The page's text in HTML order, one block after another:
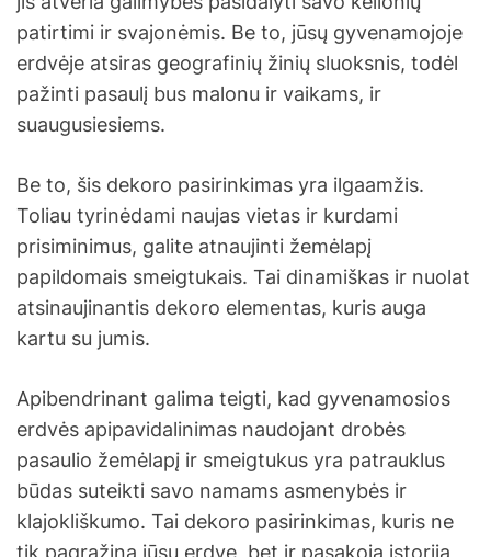
patirtimi ir svajonėmis. Be to, jūsų gyvenamojoje
erdvėje atsiras geografinių žinių sluoksnis, todėl
pažinti pasaulį bus malonu ir vaikams, ir
suaugusiesiems.
Be to, šis dekoro pasirinkimas yra ilgaamžis.
Toliau tyrinėdami naujas vietas ir kurdami
prisiminimus, galite atnaujinti žemėlapį
papildomais smeigtukais. Tai dinamiškas ir nuolat
atsinaujinantis dekoro elementas, kuris auga
kartu su jumis.
Apibendrinant galima teigti, kad gyvenamosios
erdvės apipavidalinimas naudojant drobės
pasaulio žemėlapį ir smeigtukus yra patrauklus
būdas suteikti savo namams asmenybės ir
klajokliškumo. Tai dekoro pasirinkimas, kuris ne
tik pagražina jūsų erdvę, bet ir pasakoja istoriją